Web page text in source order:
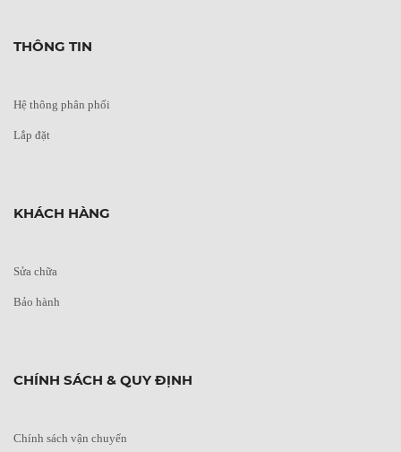
THÔNG TIN
Hệ thông phân phối
Lắp đặt
KHÁCH HÀNG
Sửa chữa
Bảo hành
CHÍNH SÁCH & QUY ĐỊNH
Chính sách vận chuyển